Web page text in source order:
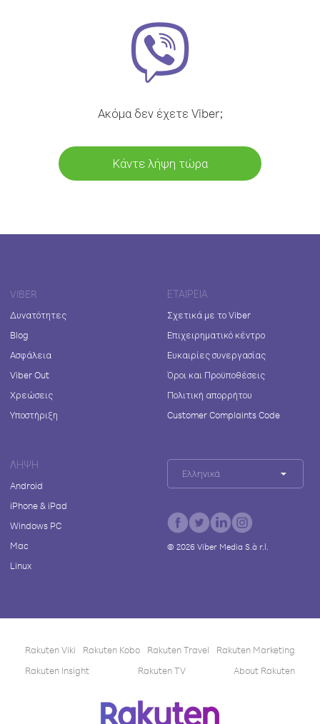
Ακόμα δεν έχετε Viber;
Κάντε λήψη τώρα
VIBER
Δυνατότητες
Blog
Ασφάλεια
Viber Out
Χρεώσεις
Υποστήριξη
ΕΤΑΙΡΕΊΑ
Σχετικά με το Viber
Επιχειρηματικό κέντρο
Ευκαιρίες συνεργασίας
Όροι και Προϋποθέσεις
Πολιτική απορρήτου
Customer Complaints Code
ΛΉΨΗ
Android
iPhone & iPad
Windows PC
Mac
Linux
Ελληνικά
© 2026Viber Media S.à r.l.
Rakuten Viki Rakuten Kobo Rakuten Travel
Rakuten Marketing
Rakuten Insight
Rakuten TV About Rakuten